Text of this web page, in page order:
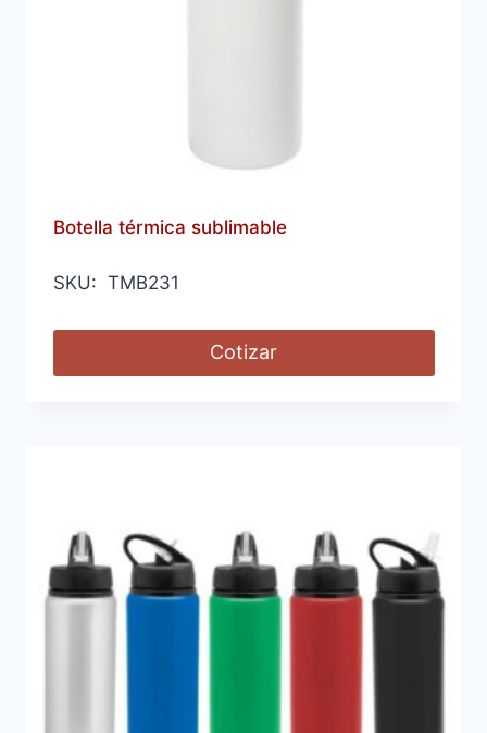
Botella térmica sublimable
SKU: TMB231
Cotizar